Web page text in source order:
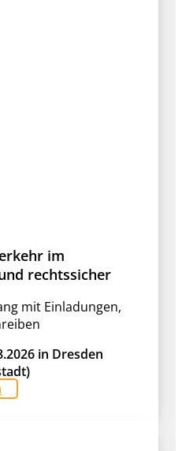
im
rechtssicher
mit Einladungen,
in Dresden